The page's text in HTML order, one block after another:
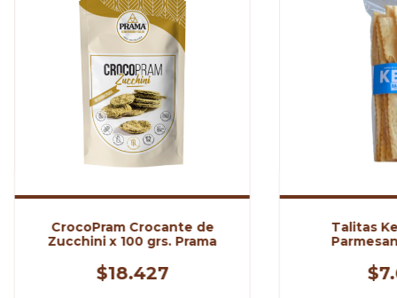
CrocoPram Crocante de
Zucchini x 100 grs. Prama
$18.427
Talitas